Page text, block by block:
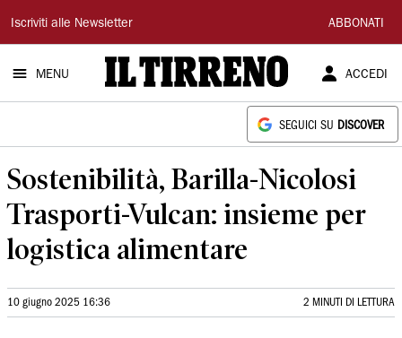
Il
Tirreno
Iscriviti alle Newsletter ABBONATI
MENU ACCEDI
SEGUICI SU DISCOVER
Sostenibilità, Barilla-Nicolosi
Trasporti-Vulcan: insieme per
logistica alimentare
10 giugno 2025 16:36 2 MINUTI DI LETTURA